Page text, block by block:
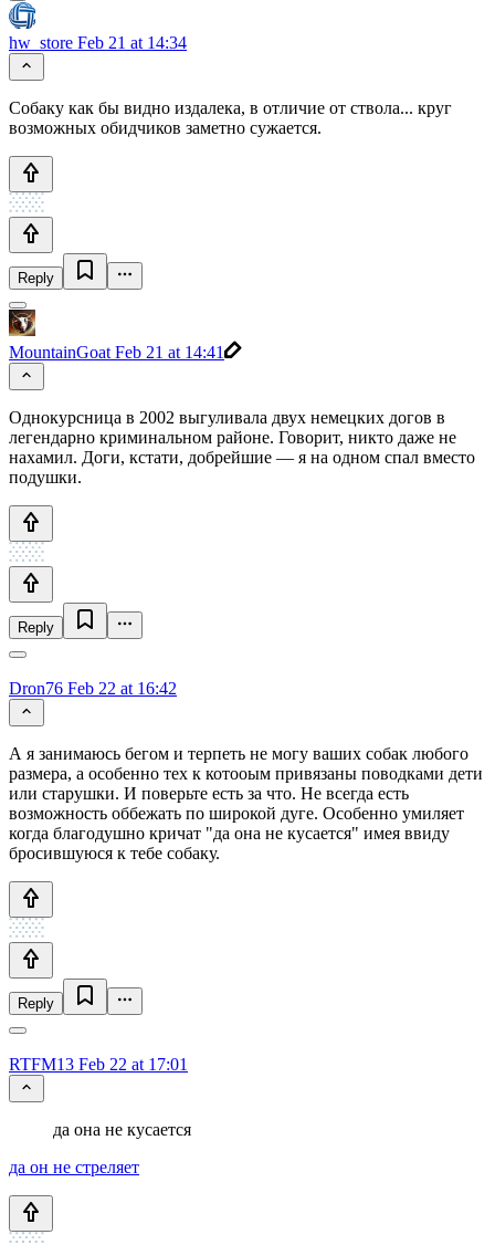
hw_store Feb 21 at 14:34
Собаку как бы видно издалека, в отличие от ствола... круг
возможных обидчиков заметно сужается.
Reply
MountainGoat Feb 21 at 14:41
Однокурсница в 2002 выгуливала двух немецких догов в
легендарно криминальном районе. Говорит, никто даже не
нахамил. Доги, кстати, добрейшие — я на одном спал вместо
подушки.
Reply
Dron76 Feb 22 at 16:42
А я занимаюсь бегом и терпеть не могу ваших собак любого
размера, а особенно тех к котооым привязаны поводками дети
или старушки. И поверьте есть за что. Не всегда есть
возможность оббежать по широкой дуге. Особенно умиляет
когда благодушно кричат "да она не кусается" имея ввиду
бросившуюся к тебе собаку.
Reply
RTFM13 Feb 22 at 17:01
да она не кусается
да он не стреляет